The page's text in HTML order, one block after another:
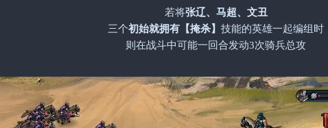
若将张辽、马超、文丑
三个初始就拥有【掩杀】 技能的英雄一起编组时
则在战斗中可能一回合发动3次骑兵总攻